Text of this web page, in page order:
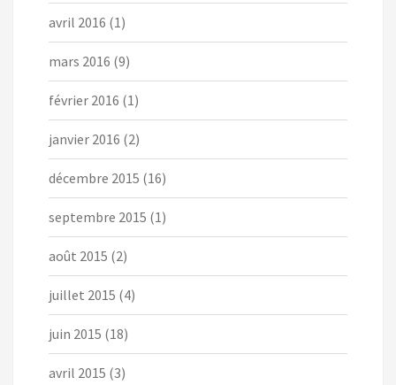
avril 2016 (1)
mars 2016 (9)
février 2016 (1)
janvier 2016 (2)
décembre 2015 (16)
septembre 2015 (1)
août 2015 (2)
juillet 2015 (4)
juin 2015 (18)
avril 2015 (3)